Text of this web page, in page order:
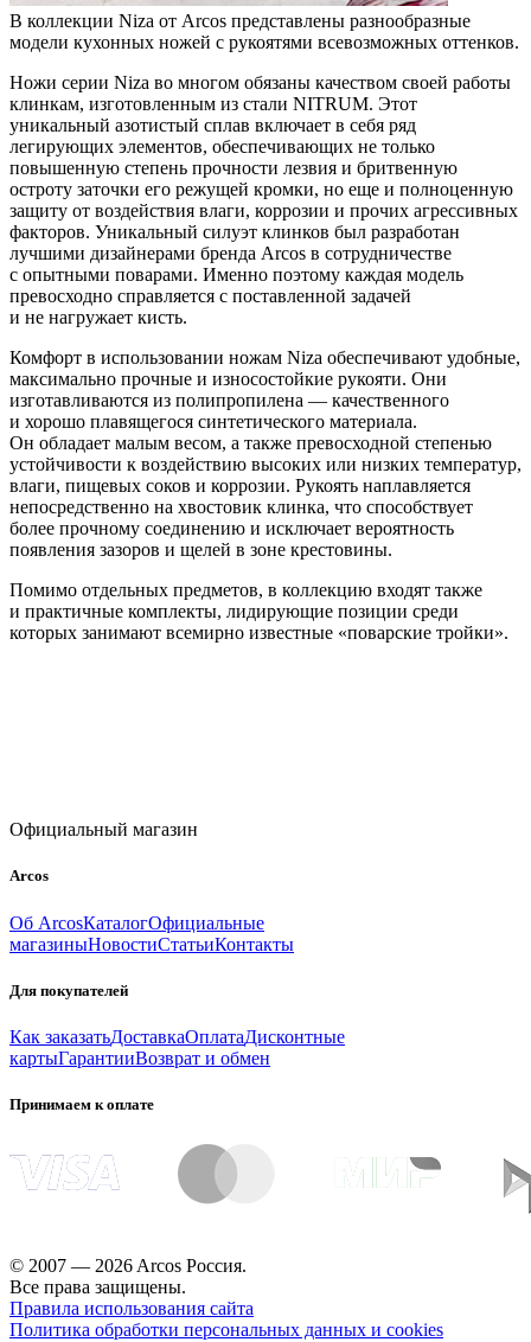
В коллекции Niza от Arcos представлены разнообразные
модели кухонных ножей с рукоятями всевозможных оттенков.
Ножи серии Niza во многом обязаны качеством своей работы
клинкам, изготовленным из стали NITRUM. Этот
уникальный азотистый сплав включает в себя ряд
легирующих элементов, обеспечивающих не только
повышенную степень прочности лезвия и бритвенную
остроту заточки его режущей кромки, но еще и полноценную
защиту от воздействия влаги, коррозии и прочих агрессивных
факторов. Уникальный силуэт клинков был разработан
лучшими дизайнерами бренда Arcos в сотрудничестве
с опытными поварами. Именно поэтому каждая модель
превосходно справляется с поставленной задачей
и не нагружает кисть.
Комфорт в использовании ножам Niza обеспечивают удобные,
максимально прочные и износостойкие рукояти. Они
изготавливаются из полипропилена — качественного
и хорошо плавящегося синтетического материала.
Он обладает малым весом, а также превосходной степенью
устойчивости к воздействию высоких или низких температур,
влаги, пищевых соков и коррозии. Рукоять наплавляется
непосредственно на хвостовик клинка, что способствует
более прочному соединению и исключает вероятность
появления зазоров и щелей в зоне крестовины.
Помимо отдельных предметов, в коллекцию входят также
и практичные комплекты, лидирующие позиции среди
которых занимают всемирно известные «поварские тройки».
Официальный магазин
Arcos
Об ArcosКаталогОфициальные
магазиныНовостиСтатьиКонтакты
Для покупателей
Как заказатьДоставкаОплатаДисконтные
картыГарантииВозврат и обмен
Принимаем к оплате
© 2007 — 2026 Arcos Россия.
Все права защищены.
Правила использования сайта
Политика обработки персональных данных и cookies